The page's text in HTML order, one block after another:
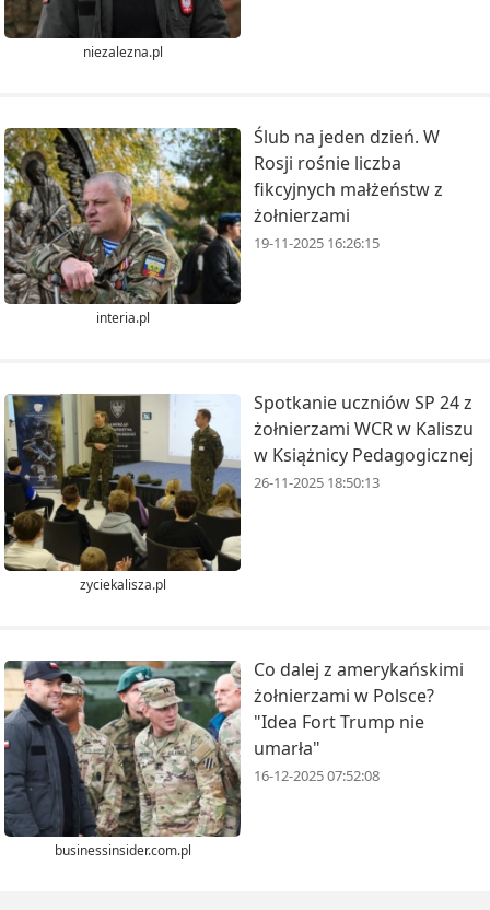
niezalezna.pl
interia.pl
Ślub na jeden dzień. W
Rosji rośnie liczba
fikcyjnych małżeństw z
żołnierzami
19-11-2025 16:26:15
zyciekalisza.pl
Spotkanie uczniów SP 24 z
żołnierzami WCR w Kaliszu
w Książnicy Pedagogicznej
26-11-2025 18:50:13
businessinsider.com.pl
Co dalej z amerykańskimi
żołnierzami w Polsce?
"Idea Fort Trump nie
umarła"
16-12-2025 07:52:08